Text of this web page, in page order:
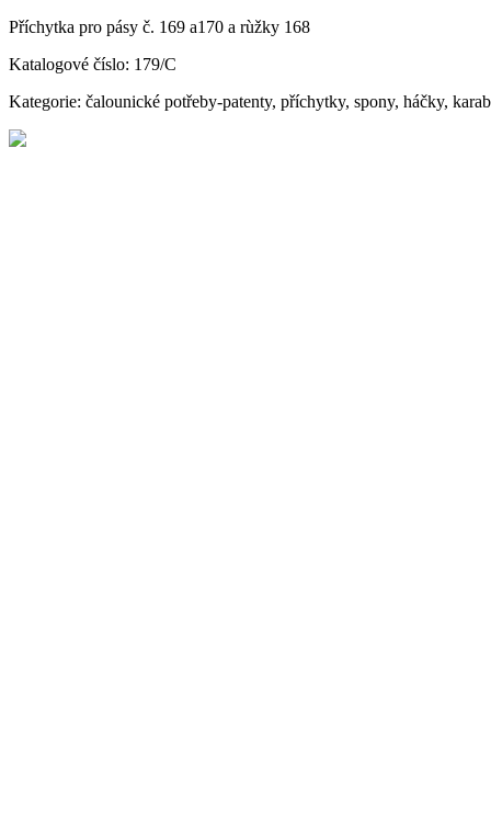
Příchytka pro pásy č. 169 a170 a rùžky 168
Katalogové číslo: 179/C
Kategorie: čalounické potřeby-patenty, příchytky, spony, háčky,